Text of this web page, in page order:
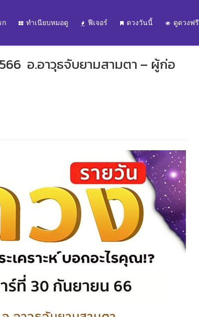
ก ทำเนียบหมอดู ฟีเจอร์ ดวงวันนี้ ดูดวงฟรี
อ.อาวุธจับยามสามตา – ผู้ก่อ